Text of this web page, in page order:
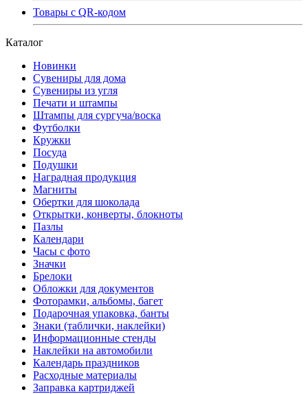
Товары с QR-кодом
Каталог
Новинки
Сувениры для дома
Сувениры из угля
Печати и штампы
Штампы для сургуча/воска
Футболки
Кружки
Посуда
Подушки
Наградная продукция
Магниты
Обертки для шоколада
Открытки, конверты, блокноты
Пазлы
Календари
Часы с фото
Значки
Брелоки
Обложки для документов
Фоторамки, альбомы, багет
Подарочная упаковка, банты
Знаки (таблички, наклейки)
Информационные стенды
Наклейки на автомобили
Календарь праздников
Расходные материалы
Заправка картриджей